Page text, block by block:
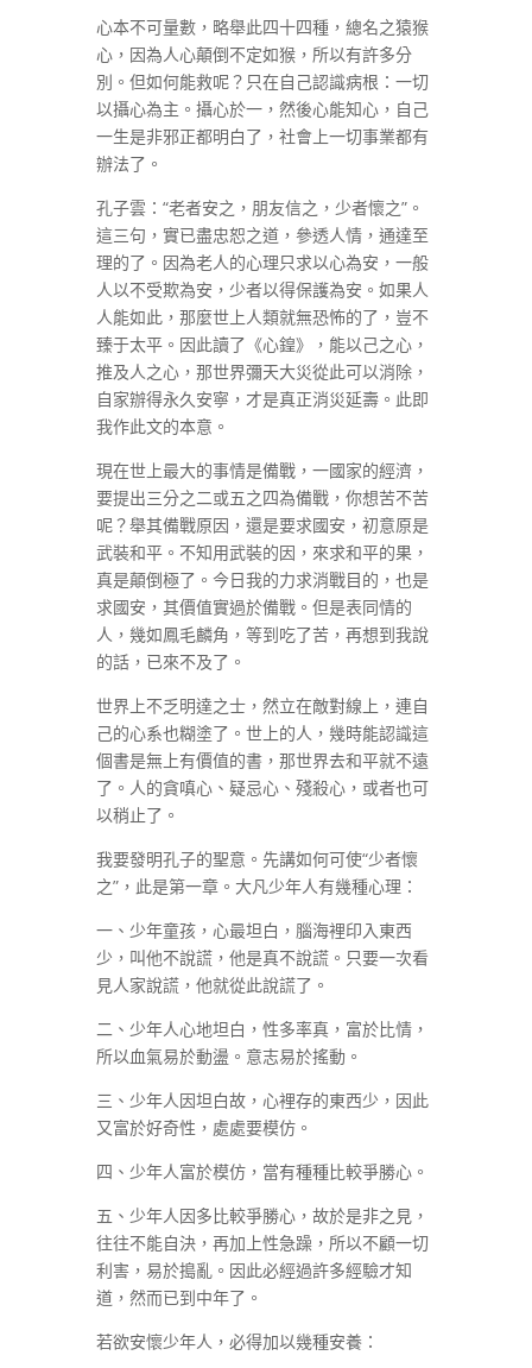
心本不可量數，略舉此四十四種，總名之猿猴
心，因為人心顛倒不定如猴，所以有許多分
別。但如何能救呢？只在自己認識病根：一切
以攝心為主。攝心於一，然後心能知心，自己
一生是非邪正都明白了，社會上一切事業都有
辦法了。
孔子雲：“老者安之，朋友信之，少者懷之”。
這三句，實已盡忠恕之道，參透人情，通達至
理的了。因為老人的心理只求以心為安，一般
人以不受欺為安，少者以得保護為安。如果人
人能如此，那麼世上人類就無恐怖的了，豈不
臻于太平。因此讀了《心鍠》，能以己之心，
推及人之心，那世界彌天大災從此可以消除，
自家辦得永久安寧，才是真正消災延壽。此即
我作此文的本意。
現在世上最大的事情是備戰，一國家的經濟，
要提出三分之二或五之四為備戰，你想苦不苦
呢？舉其備戰原因，還是要求國安，初意原是
武裝和平。不知用武裝的因，來求和平的果，
真是顛倒極了。今日我的力求消戰目的，也是
求國安，其價值實過於備戰。但是表同情的
人，幾如鳳毛麟角，等到吃了苦，再想到我說
的話，已來不及了。
世界上不乏明達之士，然立在敵對線上，連自
己的心系也糊塗了。世上的人，幾時能認識這
個書是無上有價值的書，那世界去和平就不遠
了。人的貪嗔心、疑忌心、殘殺心，或者也可
以稍止了。
我要發明孔子的聖意。先講如何可使“少者懷
之”，此是第一章。大凡少年人有幾種心理：
一、少年童孩，心最坦白，腦海裡印入東西
少，叫他不說謊，他是真不說謊。只要一次看
見人家說謊，他就從此說謊了。
二、少年人心地坦白，性多率真，富於比情，
所以血氣易於動盪。意志易於搖動。
三、少年人因坦白故，心裡存的東西少，因此
又富於好奇性，處處要模仿。
四、少年人富於模仿，當有種種比較爭勝心。
五、少年人因多比較爭勝心，故於是非之見，
往往不能自決，再加上性急躁，所以不顧一切
利害，易於搗亂。因此必經過許多經驗才知
道，然而已到中年了。
若欲安懷少年人，必得加以幾種安養：